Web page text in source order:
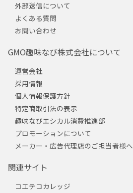
外部送信について
よくある質問
お問い合わせ
GMO趣味なび株式会社について
運営会社
採用情報
個人情報保護方針
特定商取引法の表示
趣味なびエシカル消費推進部
プロモーションについて
メーカー・広告代理店のご担当者様へ
関連サイト
コエテコカレッジ